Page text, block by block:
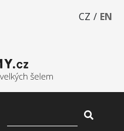
CZ / EN